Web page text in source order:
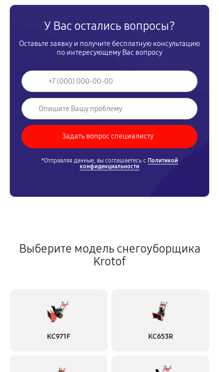
У Вас остались вопросы?
Оставьте заявку и получите бесплатную консультацию
по интересующему Вас вопросу
*Отправляя данные, вы соглашаетесь с Политикой
конфиденциальности
Выберите модель снегоуборщика
Krotof
KC971F KC653R